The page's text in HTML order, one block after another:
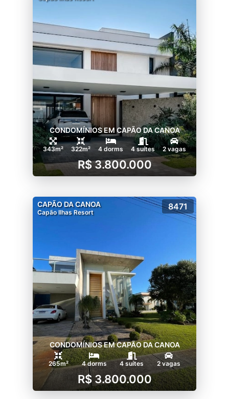
CONDOMÍNIOS EM CAPÃO DA CANOA
343m² 322m² 4 dorms 4 suítes 2 vagas
R$ 3.800.000
CAPÃO DA CANOA
Capão Ilhas Resort
8471
CONDOMÍNIOS EM CAPÃO DA CANOA
265m² 4 dorms 4 suítes 2 vagas
R$ 3.800.000